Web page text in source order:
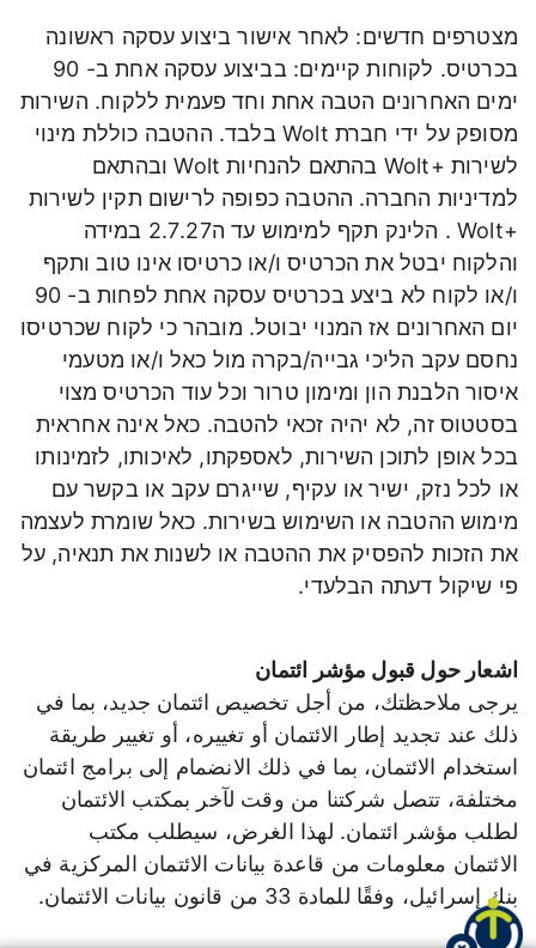
מצטרפים חדשים: לאחר אישור ביצוע עסקה ראשונה
בכרטיס. לקוחות קיימים: בביצוע עסקה אחת ב- 90
ימים האחרונים הטבה אחת וחד פעמית ללקוח. השירות
מסופק על ידי חברת Wolt בלבד. ההטבה כוללת מינוי
לשירות +Wolt בהתאם להנחיות Wolt ובהתאם
למדיניות החברה. ההטבה כפופה לרישום תקין לשירות
+Wolt . הלינק תקף למימוש עד ה2.7.27 במידה
והלקוח יבטל את הכרטיס ו/או כרטיסו אינו טוב ותקף
ו/או לקוח לא ביצע בכרטיס עסקה אחת לפחות ב- 90
יום האחרונים אז המנוי יבוטל. מובהר כי לקוח שכרטיסו
נחסם עקב הליכי גבייה/בקרה מול כאל ו/או מטעמי
איסור הלבנת הון ומימון טרור וכל עוד הכרטיס מצוי
בסטטוס זה, לא יהיה זכאי להטבה. כאל אינה אחראית
בכל אופן לתוכן השירות, לאספקתו, לאיכותו, לזמינותו
או לכל נזק, ישיר או עקיף, שייגרם עקב או בקשר עם
מימוש ההטבה או השימוש בשירות. כאל שומרת לעצמה
את הזכות להפסיק את ההטבה או לשנות את תנאיה, על
פי שיקול דעתה הבלעדי.
اشعار حول قبول مؤشر ائتمان
يرجى ملاحظتك، من أجل تخصيص ائتمان جديد، بما في
ذلك عند تجديد إطار الائتمان أو تغييره، أو تغيير طريقة
استخدام الائتمان، بما في ذلك الانضمام إلى برامج ائتمان
مختلفة، تتصل شركتنا من وقت لآخر بمكتب الائتمان
لطلب مؤشر ائتمان. لهذا الغرض، سيطلب مكتب
الائتمان معلومات من قاعدة بيانات الائتمان المركزية في
بنك إسرائيل، وفقًا للمادة 33 من قانون بيانات الائتمان.